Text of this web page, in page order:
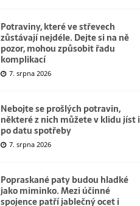
Potraviny, které ve střevech
zůstávají nejdéle. Dejte si na ně
pozor, mohou způsobit řadu
komplikací
7. srpna 2026
Nebojte se prošlých potravin,
některé z nich můžete v klidu jíst i
po datu spotřeby
7. srpna 2026
Popraskané paty budou hladké
jako miminko. Mezi účinné
spojence patří jablečný ocet i